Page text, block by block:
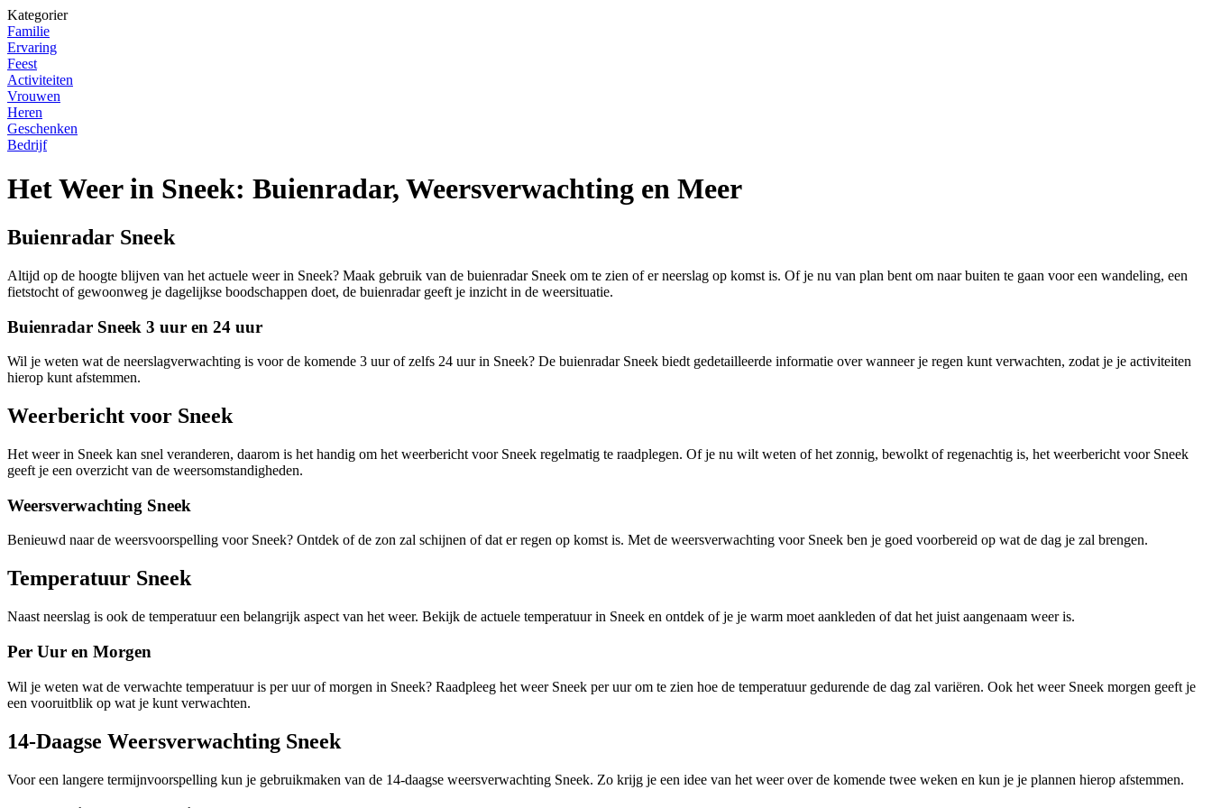
Kategorier
Familie
Ervaring
Feest
Activiteiten
Vrouwen
Heren
Geschenken
Bedrijf
Het Weer in Sneek: Buienradar, Weersverwachting en Meer
Buienradar Sneek
Altijd op de hoogte blijven van het actuele weer in Sneek? Maak gebruik van de buienradar Sneek om te zien of er neerslag op komst is. Of je nu van plan bent om naar buiten te gaan voor een wandeling, een
fietstocht of gewoonweg je dagelijkse boodschappen doet, de buienradar geeft je inzicht in de weersituatie.
Buienradar Sneek 3 uur en 24 uur
Wil je weten wat de neerslagverwachting is voor de komende 3 uur of zelfs 24 uur in Sneek? De buienradar Sneek biedt gedetailleerde informatie over wanneer je regen kunt verwachten, zodat je je activiteiten
hierop kunt afstemmen.
Weerbericht voor Sneek
Het weer in Sneek kan snel veranderen, daarom is het handig om het weerbericht voor Sneek regelmatig te raadplegen. Of je nu wilt weten of het zonnig, bewolkt of regenachtig is, het weerbericht voor Sneek
geeft je een overzicht van de weersomstandigheden.
Weersverwachting Sneek
Benieuwd naar de weersvoorspelling voor Sneek? Ontdek of de zon zal schijnen of dat er regen op komst is. Met de weersverwachting voor Sneek ben je goed voorbereid op wat de dag je zal brengen.
Temperatuur Sneek
Naast neerslag is ook de temperatuur een belangrijk aspect van het weer. Bekijk de actuele temperatuur in Sneek en ontdek of je je warm moet aankleden of dat het juist aangenaam weer is.
Per Uur en Morgen
Wil je weten wat de verwachte temperatuur is per uur of morgen in Sneek? Raadpleeg het weer Sneek per uur om te zien hoe de temperatuur gedurende de dag zal variëren. Ook het weer Sneek morgen geeft je
een vooruitblik op wat je kunt verwachten.
14-Daagse Weersverwachting Sneek
Voor een langere termijnvoorspelling kun je gebruikmaken van de 14-daagse weersverwachting Sneek. Zo krijg je een idee van het weer over de komende twee weken en kun je je plannen hierop afstemmen.